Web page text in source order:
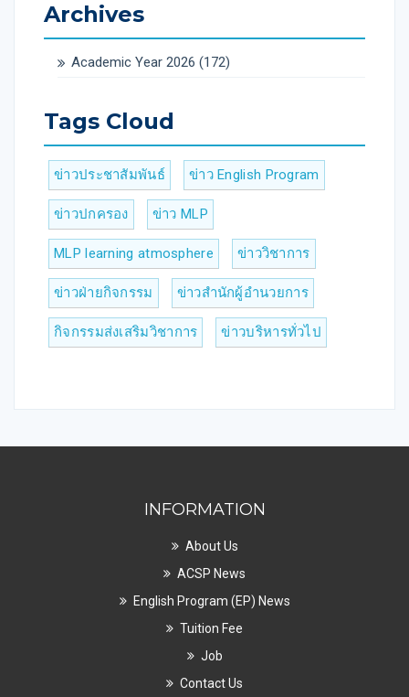
Archives
Academic Year 2026 (172)
Tags Cloud
ข่าวประชาสัมพันธ์ ข่าว English Program
ข่าวปกครอง ข่าว MLP
MLP learning atmosphere ข่าววิชาการ
ข่าวฝ่ายกิจกรรม ข่าวสำนักผู้อำนวยการ
กิจกรรมส่งเสริมวิชาการ ข่าวบริหารทั่วไป
INFORMATION
About Us
ACSP News
English Program (EP) News
Tuition Fee
Job
Contact Us